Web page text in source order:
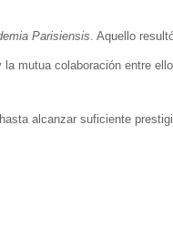
Parisiensis. Aquello
mutua colaboración entre
alcanzar suficiente